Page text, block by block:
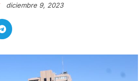
diciembre 9, 2023